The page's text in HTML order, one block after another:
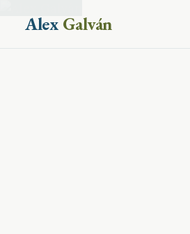
Alex Galván